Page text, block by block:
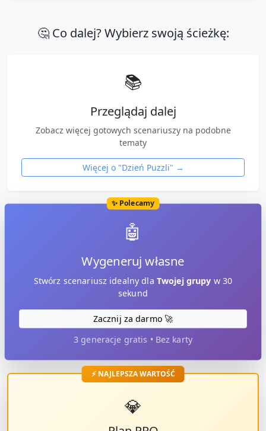
🤔 Co dalej? Wybierz swoją ścieżkę:
📚
Przeglądaj dalej
Zobacz więcej gotowych scenariuszy na podobne
tematy
Więcej o "Dzień Puzzli" →
✨ Polecamy
🤖
Wygeneruj własne
Stwórz scenariusz idealny dla Twojej grupy w 30
sekund
Zacznij za darmo 🚀
3 generacje gratis • Bez karty
⚡ NAJLEPSZA WARTOŚĆ
💎